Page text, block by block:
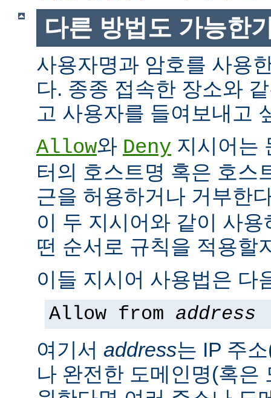
다른 방법도 가능한
사용자명과 암호를 사용
다. 종종 접속한 장소와
고 사용자를 들여보내고
Allow와 Deny 지시어는
터의 호스트명 혹은 호스
근을 허용하거나 거부한
이 두 지시어와 같이 사
떤 순서로 규칙을 적용할
이들 지시어 사용법은 다
Allow from address
여기서 address는 IP 주
나 완전한 도메인명(혹은